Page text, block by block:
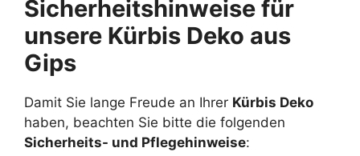
Sicherheitshinweise für
unsere Kürbis Deko aus
Gips
Damit Sie lange Freude an Ihrer Kürbis Deko
haben, beachten Sie bitte die folgenden
Sicherheits- und Pflegehinweise: